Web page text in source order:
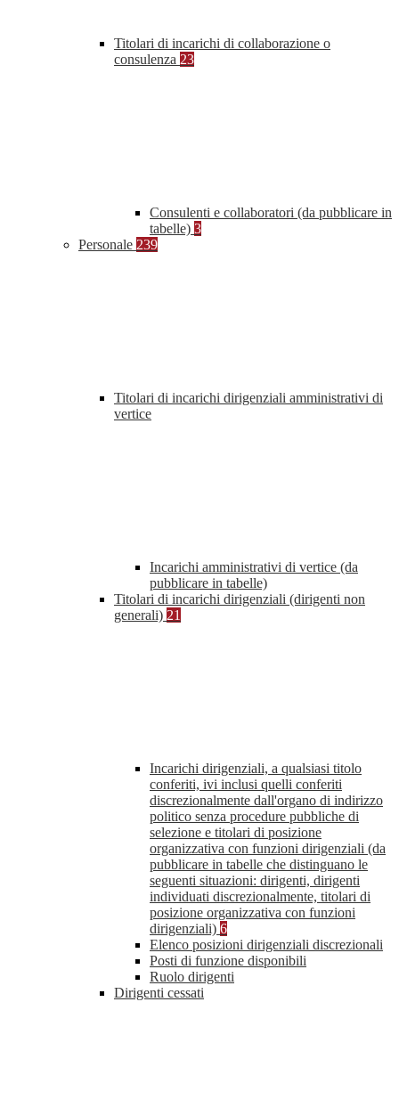
Titolari di incarichi di collaborazione o
consulenza 23
Consulenti e collaboratori (da pubblicare in
tabelle) 3
Personale 239
Titolari di incarichi dirigenziali amministrativi di
vertice
Incarichi amministrativi di vertice (da
pubblicare in tabelle)
Titolari di incarichi dirigenziali (dirigenti non
generali) 21
Incarichi dirigenziali, a qualsiasi titolo
conferiti, ivi inclusi quelli conferiti
discrezionalmente dall'organo di indirizzo
politico senza procedure pubbliche di
selezione e titolari di posizione
organizzativa con funzioni dirigenziali (da
pubblicare in tabelle che distinguano le
seguenti situazioni: dirigenti, dirigenti
individuati discrezionalmente, titolari di
posizione organizzativa con funzioni
dirigenziali) 6
Elenco posizioni dirigenziali discrezionali
Posti di funzione disponibili
Ruolo dirigenti
Dirigenti cessati